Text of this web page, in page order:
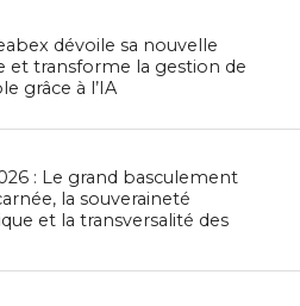
dévoile sa nouvelle
et transforme la gestion de
grâce à l’IA
: Le grand basculement
la souveraineté
et la transversalité des